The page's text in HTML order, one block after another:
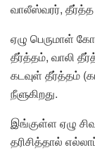
வாலீஸ்வரர், தீர்த்த
ஏழு பெருமாள்
தீர்த்தம், வாலி
கடவுள் தீர்த்தம்
நீளுகிறது.
இங்குள்ள ஏழு
தரிசித்தால்